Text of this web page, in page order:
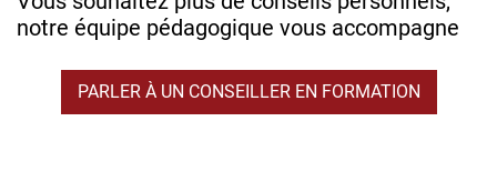
notre équipe pédagogique vous accompagne
PARLER À UN CONSEILLER EN FORMATION